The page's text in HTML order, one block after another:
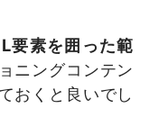
要素を囲った範
ニングコンテン
おくと良いでし